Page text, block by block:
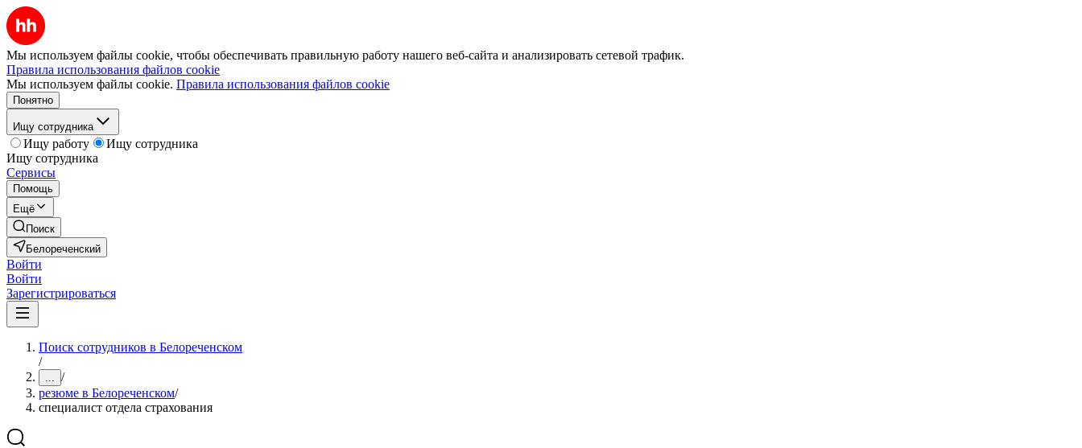
Мы используем файлы cookie, чтобы обеспечивать правильную работу нашего веб-сайта и анализировать сетевой трафик.
Правила использования файлов cookie
Мы используем файлы cookie. Правила использования файлов cookie
Понятно
Ищу сотрудника
Ищу работу
Ищу сотрудника
Ищу сотрудника
Сервисы
Помощь
Ещё
Поиск
Белореченский
Войти
Войти
Зарегистрироваться
Поиск сотрудников в Белореченском
/
... /
резюме в Белореченском/
специалист отдела страхования